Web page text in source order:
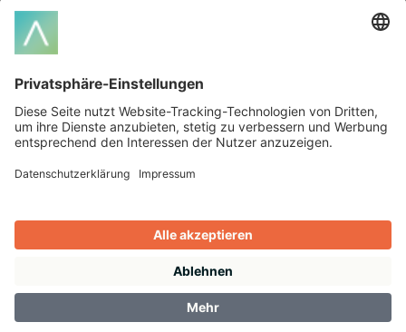
Glossar-Index
A
C
M
R
T
2026 All rights reserved.